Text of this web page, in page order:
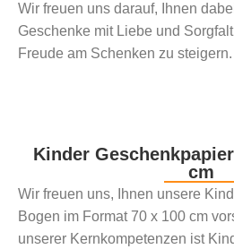
Wir freuen uns darauf, Ihnen
Geschenke mit Liebe und
Freude am Schenken zu steigern.
Kinder
cm
Wir freuen uns, Ihnen unsere
Bogen im Format 70 x 100 cm
unserer Kernkompetenzen ist